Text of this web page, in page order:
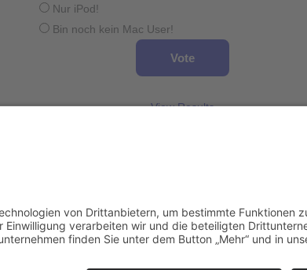
Nur iPod!
Bin noch kein Mac User!
View Results